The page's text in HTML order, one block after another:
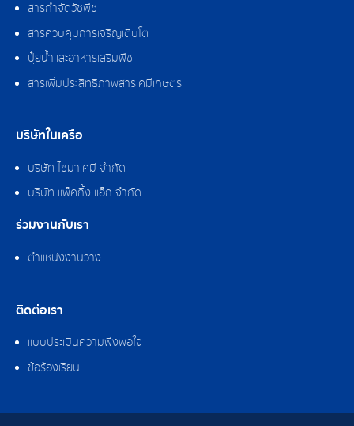
สารกำจัดวัชพืช
สารควบคุมการเจริญเติบโต
ปุ๋ยน้ำและอาหารเสริมพืช
สารเพิ่มประสิทธิภาพสารเคมีเกษตร
บริษัทในเครือ
บริษัท ไซมาเคมี จำกัด
บริษัท แพ็คกิ้ง แอ็ก จำกัด
ร่วมงานกับเรา
ตำแหน่งงานว่าง
ติดต่อเรา
แบบประเมินความพึงพอใจ
ข้อร้องเรียน